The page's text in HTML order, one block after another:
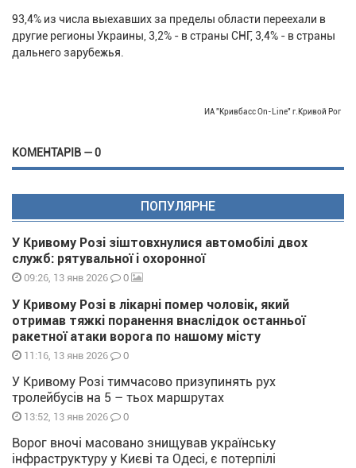
93,4% из числа выехавших за пределы области переехали в
другие регионы Украины, 3,2% - в страны СНГ, 3,4% - в страны
дальнего зарубежья.
ИА "Кривбасс On-Line" г.Кривой Рог
КОМЕНТАРІВ — 0
ПОПУЛЯРНЕ
У Кривому Розі зіштовхнулися автомобілі двох
служб: рятувальної і охоронної
09:26, 13 янв 2026 0
У Кривому Розі в лікарні помер чоловік, який
отримав тяжкі поранення внаслідок останньої
ракетної атаки ворога по нашому місту
11:16, 13 янв 2026 0
У Кривому Розі тимчасово призупинять рух
тролейбусів на 5 – тьох маршрутах
13:52, 13 янв 2026 0
Ворог вночі масовано знищував українську
інфраструктуру у Києві та Одесі, є потерпілі